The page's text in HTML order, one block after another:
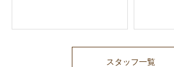
スタッフ一覧